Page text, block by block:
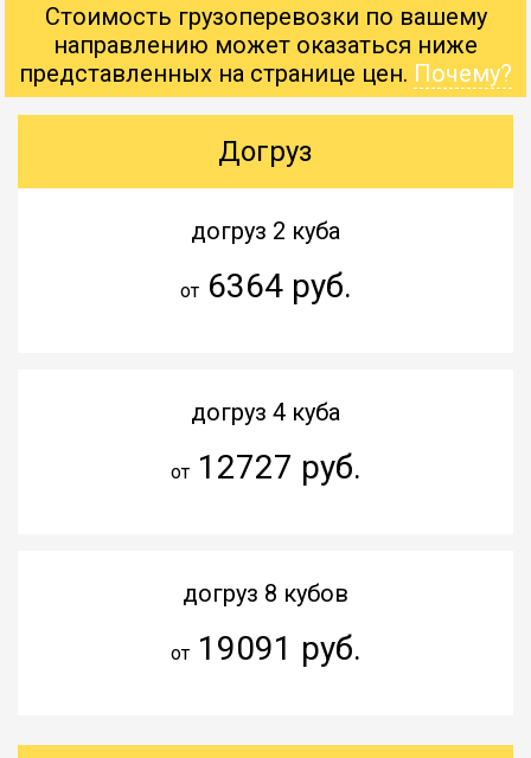
Стоимость грузоперевозки по вашему
направлению может оказаться ниже
представленных на странице цен. Почему?
Догруз
догруз 2 куба
от6364 руб.
догруз 4 куба
от12727 руб.
догруз 8 кубов
от19091 руб.